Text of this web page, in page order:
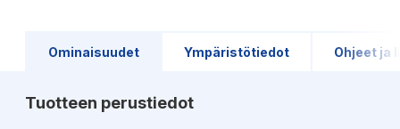
Ominaisuudet Ympäristötiedot Ohjeet ja
Tuotteen perustiedot